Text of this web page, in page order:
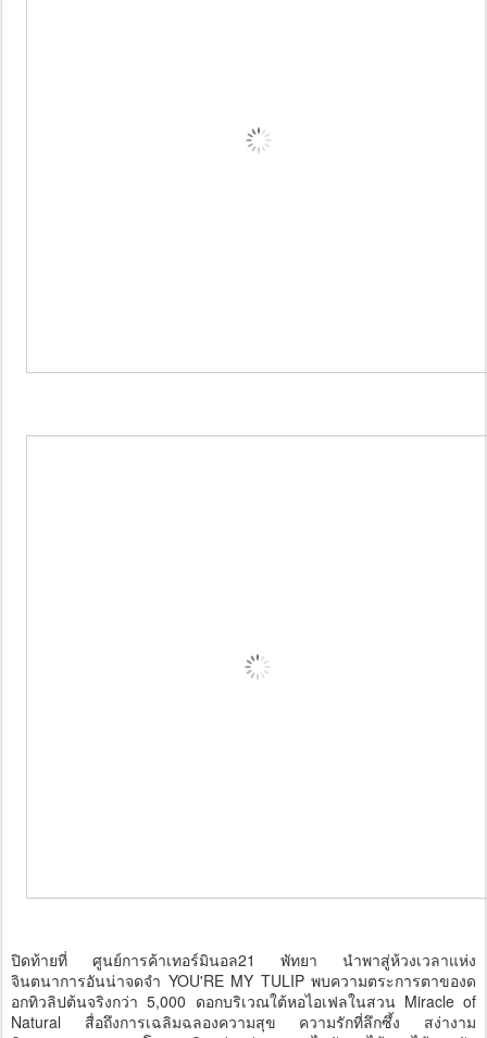
ปิดท้ายที่ ศูนย์การค้าเทอร์มินอล21 พัทยา นำพาสู่ห้วงเวลาแห่ง
จินตนาการอันน่าจดจำ YOU'RE MY TULIP พบความตระการตาของด
อกทิวลิปต้นจริงกว่า 5,000 ดอกบริเวณใต้หอไอเฟลในสวน Miracle of
Natural สื่อถึงการเฉลิมฉลองความสุข ความรักที่ลึกซึ้ง สง่างาม